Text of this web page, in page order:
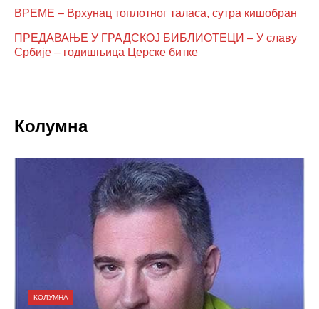
ВРЕМЕ – Врхунац топлотног таласа, сутра кишобран
ПРЕДАВАЊЕ У ГРАДСКОЈ БИБЛИОТЕЦИ – У славу
Србије – годишњица Церске битке
Колумна
КОЛУМНА